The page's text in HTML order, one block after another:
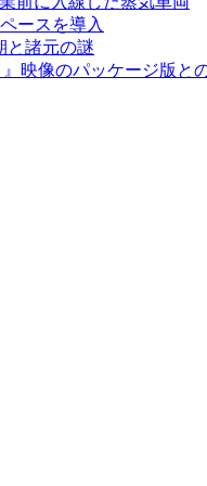
ースを導入
と諸元の謎
映像のパッケージ版と